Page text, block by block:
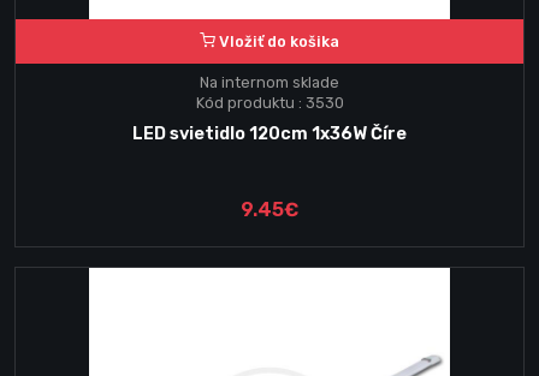
Vložiť do košika
Na internom sklade
Kód produktu : 3530
LED svietidlo 120cm 1x36W Číre
9.45€